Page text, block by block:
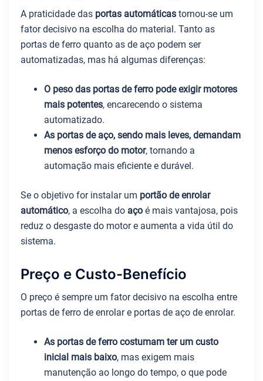
A praticidade das portas automáticas tornou-se um
fator decisivo na escolha do material. Tanto as
portas de ferro quanto as de aço podem ser
automatizadas, mas há algumas diferenças:
O peso das portas de ferro pode exigir motores
mais potentes, encarecendo o sistema
automatizado.
As portas de aço, sendo mais leves, demandam
menos esforço do motor, tornando a
automação mais eficiente e durável.
Se o objetivo for instalar um portão de enrolar
automático, a escolha do aço é mais vantajosa, pois
reduz o desgaste do motor e aumenta a vida útil do
sistema.
Preço e Custo-Benefício
O preço é sempre um fator decisivo na escolha entre
portas de ferro de enrolar e portas de aço de enrolar.
As portas de ferro costumam ter um custo
inicial mais baixo, mas exigem mais
manutenção ao longo do tempo, o que pode